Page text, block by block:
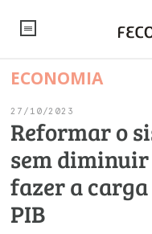
NOTÍCIAS
Editorial
Artigos
Institucional
Debates Fecomercio-SP
Economia
Pesquisas
Brasil
SINDICATOS
PESQUISAS
ECONOMIA
27/10/2023
Reformar o
sem diminuir
fazer a
PIB